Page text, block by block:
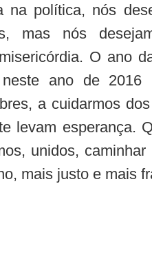
na política, nós
mas nós
O ano
neste ano de
a cuidarmos
levam esperança.
unidos,
mais justo e mais